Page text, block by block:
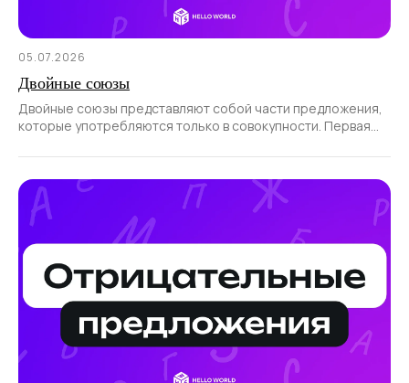
05.07.2026
Двойные союзы
Двойные союзы представляют собой части предложения,
которые употребляются только в совокупности. Первая